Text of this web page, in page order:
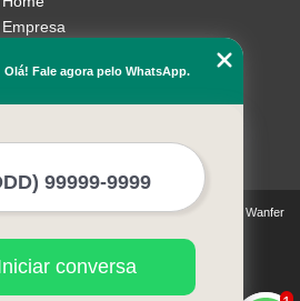
Empresa
Serviços
Contato
à proteção de direitos autorais. Copyright© Wanfer
Olá! Fale agora pelo WhatsApp.
conversa